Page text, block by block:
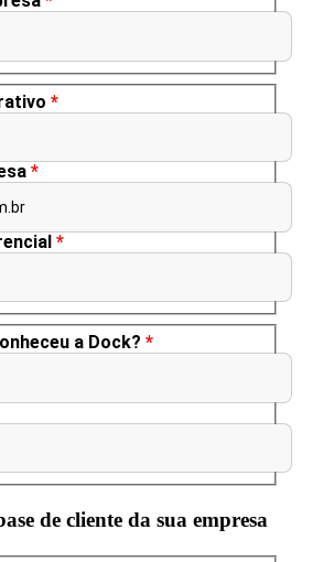
*
*
*
a Dock? *
de cliente da sua empresa